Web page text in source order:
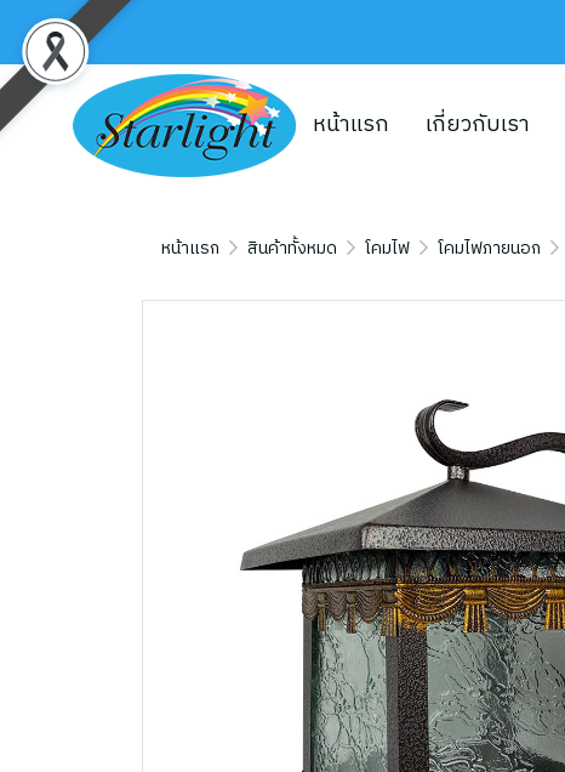
หน้าแรก เกี่ยวกับเรา
หน้าแรก สินค้าทั้งหมด โคมไฟ โคมไฟภายนอก